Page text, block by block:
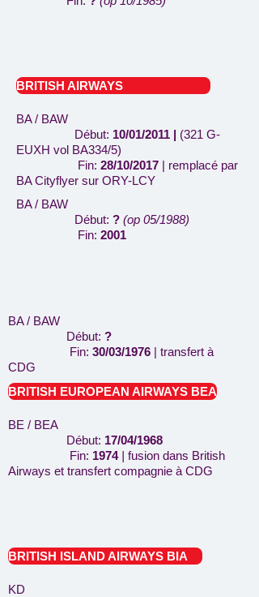
BRITISH AIRWAYS
BA / BAW
Début: 10/01/2011 | (321 G-
EUXH vol BA334/5)
Fin: 28/10/2017 | remplacé par
BA Cityflyer sur ORY-LCY
BA / BAW
Début: ? (op 05/1988)
Fin: 2001
BA / BAW
Début: ?
Fin: 30/03/1976 | transfert à
CDG
BRITISH EUROPEAN AIRWAYS BEA
BE / BEA
Début: 17/04/1968
Fin: 1974 | fusion dans British
Airways et transfert compagnie à CDG
BRITISH ISLAND AIRWAYS BIA
KD